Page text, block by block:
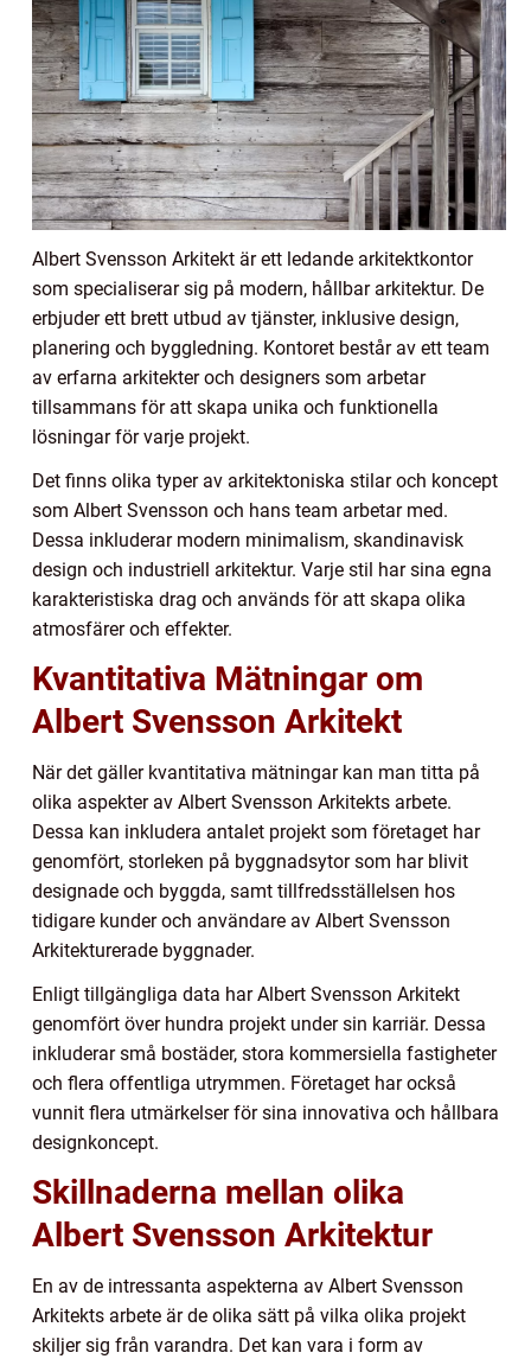
Albert Svensson Arkitekt är ett ledande arkitektkontor
som specialiserar sig på modern, hållbar arkitektur. De
erbjuder ett brett utbud av tjänster, inklusive design,
planering och byggledning. Kontoret består av ett team
av erfarna arkitekter och designers som arbetar
tillsammans för att skapa unika och funktionella
lösningar för varje projekt.
Det finns olika typer av arkitektoniska stilar och koncept
som Albert Svensson och hans team arbetar med.
Dessa inkluderar modern minimalism, skandinavisk
design och industriell arkitektur. Varje stil har sina egna
karakteristiska drag och används för att skapa olika
atmosfärer och effekter.
Kvantitativa Mätningar om
Albert Svensson Arkitekt
När det gäller kvantitativa mätningar kan man titta på
olika aspekter av Albert Svensson Arkitekts arbete.
Dessa kan inkludera antalet projekt som företaget har
genomfört, storleken på byggnadsytor som har blivit
designade och byggda, samt tillfredsställelsen hos
tidigare kunder och användare av Albert Svensson
Arkitekturerade byggnader.
Enligt tillgängliga data har Albert Svensson Arkitekt
genomfört över hundra projekt under sin karriär. Dessa
inkluderar små bostäder, stora kommersiella fastigheter
och flera offentliga utrymmen. Företaget har också
vunnit flera utmärkelser för sina innovativa och hållbara
designkoncept.
Skillnaderna mellan olika
Albert Svensson Arkitektur
En av de intressanta aspekterna av Albert Svensson
Arkitekts arbete är de olika sätt på vilka olika projekt
skiljer sig från varandra. Det kan vara i form av